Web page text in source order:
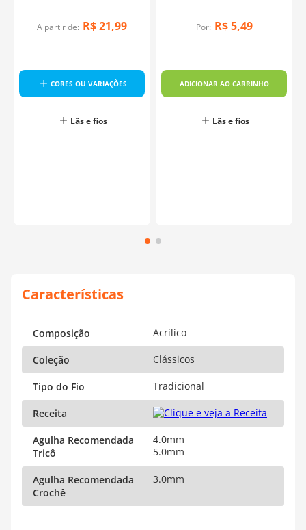
A partir de: R$21,99
CORES OU VARIAÇÕES
Lãs e fios
Por: R$ 5,49
ADICIONAR AO CARRINHO
Lãs e fios
Composição Acrílico
Coleção Clássicos
Tipo do Fio Tradicional
Receita
Agulha Recomendada
Tricô
4.0mm
5.0mm
Agulha Recomendada
Crochê
3.0mm